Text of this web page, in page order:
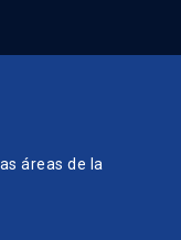
áreas de la